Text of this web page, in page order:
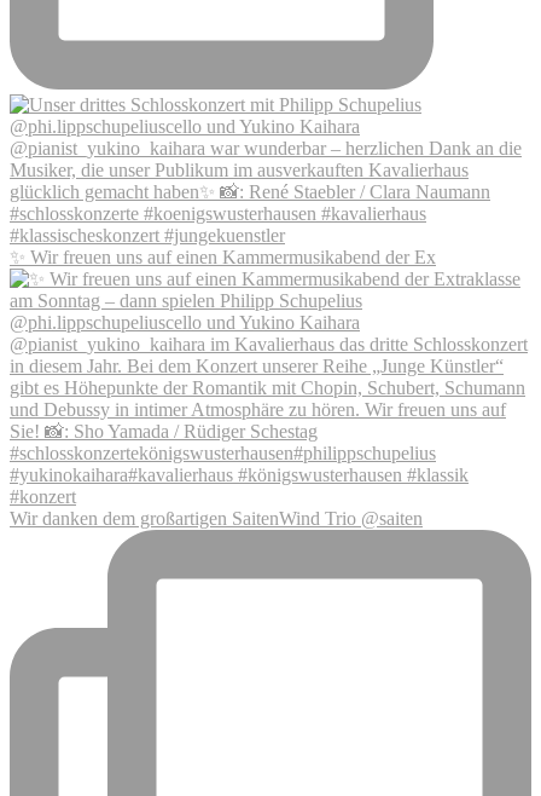
✨ Wir freuen uns auf einen Kammermusikabend der Ex
Wir danken dem großartigen SaitenWind Trio @saiten